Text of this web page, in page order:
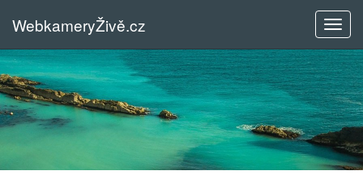
menu
WebkameryŽivě.cz